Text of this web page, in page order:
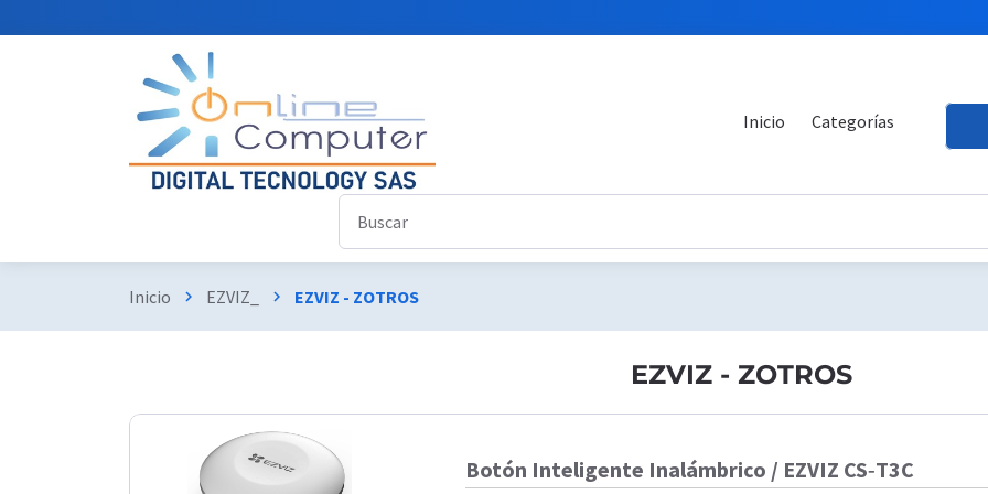
Inicio Categorías
Inicio chevron_right EZVIZ_ chevron_right EZVIZ - ZOTROS
EZVIZ - ZOTROS
Botón Inteligente Inalámbrico / EZVIZ CS‑T3C